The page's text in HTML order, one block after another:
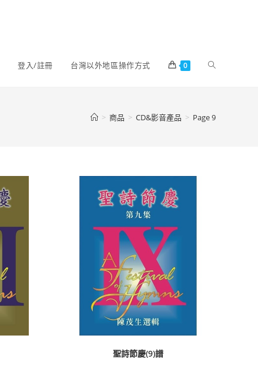
登入/註冊 台灣以外地區操作方式 0
> 商品 > CD&影音產品 > Page 9
聖詩節慶(9)譜